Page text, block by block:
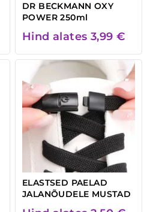
DR BECKMANN OXY
POWER 250ml
Hind alates 3,99 €
ELASTSED PAELAD
JALANÕUDELE MUSTAD